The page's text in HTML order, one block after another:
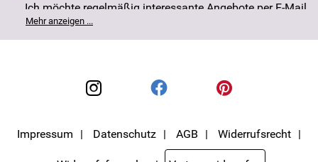
Ich möchte regelmäßig interessante Angebote per E-Mail
erhalten. Meine E-Mail-Adresse wird nicht an andere
Unternehmen weitergegeben. Die Einwilligung zur
Nutzung meiner E-Mail- Adresse für Werbezwecke kann
Mehr anzeigen ...
Impressum Datenschutz AGB Widerrufsrecht